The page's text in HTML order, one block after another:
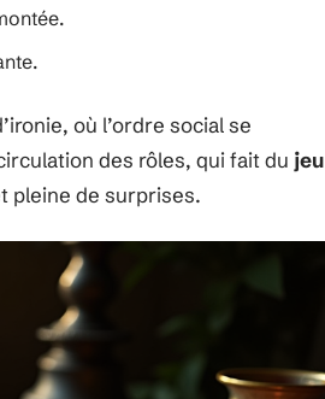
où l’ordre social se
des rôles, qui fait du jeu
pleine de surprises.